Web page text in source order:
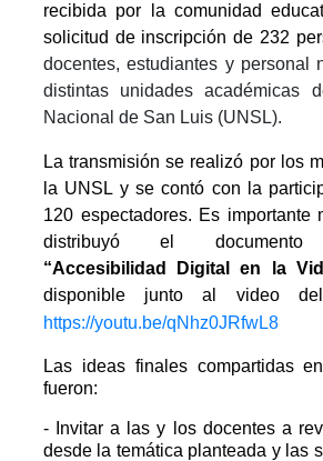
recibida por la comunidad
solicitud de inscripción de 232
docentes, estudiantes y personal
distintas unidades académicas
Nacional de San Luis (UNSL).
La transmisión se realizó por los
la UNSL y se contó con la
120 espectadores. Es importante
distribuyó el
“Accesibilidad Digital en la
disponible junto al video
https://youtu.be/qNhz0JRfwL8
Las ideas finales compartidas
fueron:
- Invitar a las y los docentes a
desde la temática planteada y las